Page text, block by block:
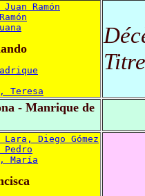
Ramón
Teresa
- Manrique de
Diego Gómez
María